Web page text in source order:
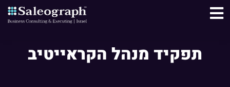
תפקיד מנהל הקראייטיב